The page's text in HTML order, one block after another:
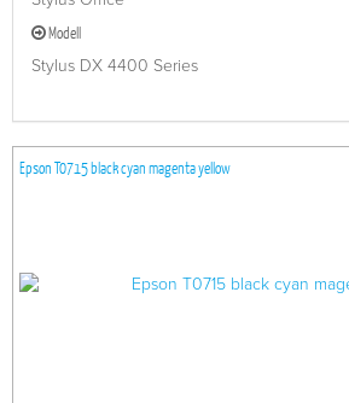
Modell
Stylus DX 4400 Series
Epson T0715 black cyan magenta yellow